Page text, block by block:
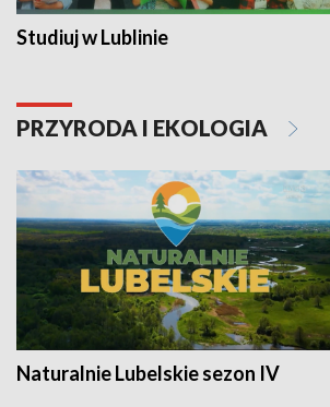
Studiuj w Lublinie
PRZYRODA I EKOLOGIA
Naturalnie Lubelskie sezon IV